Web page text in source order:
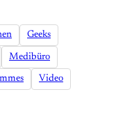
Geeks
Medibüro
Video